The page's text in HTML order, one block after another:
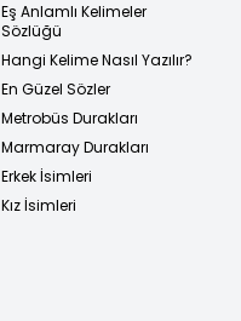
Eş Anlamlı Kelimeler
Sözlüğü
Hangi Kelime Nasıl Yazılır?
En Güzel Sözler
Metrobüs Durakları
Marmaray Durakları
Erkek İsimleri
Kız İsimleri